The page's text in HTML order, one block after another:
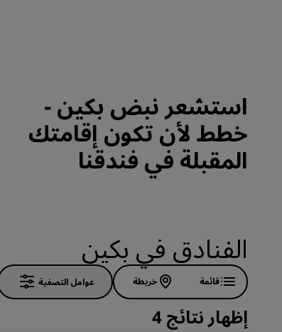
استشعر نبض بكين -
خطط لأن تكون إقامتك
المقبلة في فندقنا
الفنادق في بكين
قائمة خريطة عوامل التصفية
إظهار نتائج 4